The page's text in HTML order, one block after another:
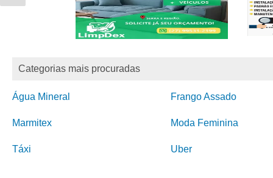
Categorias mais procuradas
Água Mineral Frango Assado
Marmitex Moda Feminina
Táxi Uber